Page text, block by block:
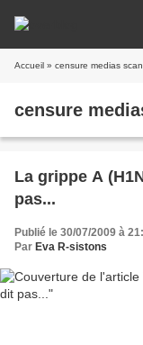
Accueil » censure medias
censure
La grippe A
pas...
Publié le 30/07/2009 à
Par Eva R-sistons